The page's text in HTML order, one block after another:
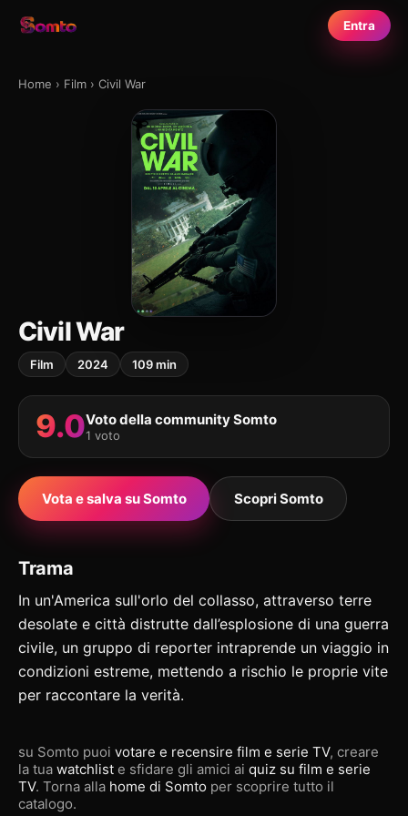
Entra
Home › Film › Civil War
Civil War
Film 2024 109 min
9.0Voto della community Somto
1 voto
Vota e salva su Somto Scopri Somto
Trama
In un'America sull'orlo del collasso, attraverso terre
desolate e città distrutte dall’esplosione di una guerra
civile, un gruppo di reporter intraprende un viaggio in
condizioni estreme, mettendo a rischio le proprie vite
per raccontare la verità.
su Somto puoi votare e recensire film e serie TV, creare
la tua watchlist e sfidare gli amici ai quiz su film e serie
TV. Torna alla home di Somto per scoprire tutto il
catalogo.